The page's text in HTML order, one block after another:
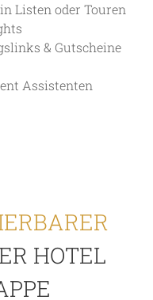
Listen oder Touren
& Gutscheine
Assistenten
HOTEL